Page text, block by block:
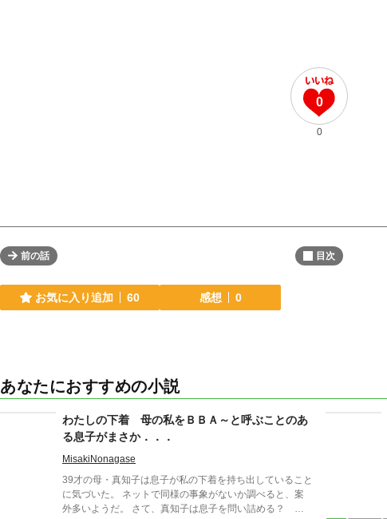
0
0
前の話 目次
お気に入り追加 60 感想 0
あなたにおすすめの小説
わたしの下着 母の私をＢＢＡ～と呼ぶことのあ
る息子がまさか．．．
MisakiNonagase
39才の母・真知子は息子が私の下着を持ち出していること
に気づいた。 ネットで同様の事象がないか調べると、案
外多いようだ。 さて、真知子は息子を問い詰める？ そ